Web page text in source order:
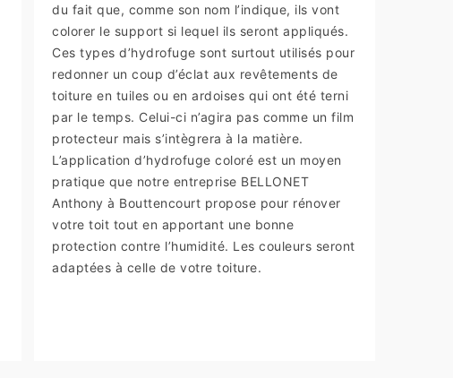
du fait que, comme son nom l’indique, ils vont
colorer le support si lequel ils seront appliqués.
Ces types d’hydrofuge sont surtout utilisés pour
redonner un coup d’éclat aux revêtements de
toiture en tuiles ou en ardoises qui ont été terni
par le temps. Celui-ci n’agira pas comme un film
protecteur mais s’intègrera à la matière.
L’application d’hydrofuge coloré est un moyen
pratique que notre entreprise BELLONET
Anthony à Bouttencourt propose pour rénover
votre toit tout en apportant une bonne
protection contre l’humidité. Les couleurs seront
adaptées à celle de votre toiture.